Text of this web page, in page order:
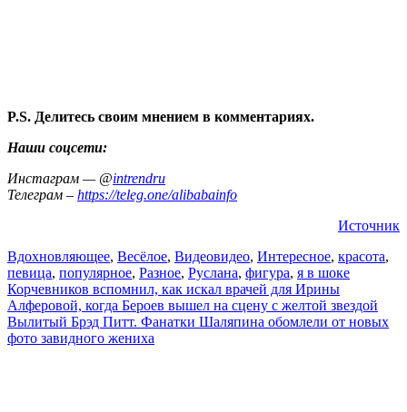
P.S. Делитесь своим мнением в комментариях.
Наши соцсети:
Инстаграм — @intrendru
Телеграм – https://teleg.one/alibabainfo
Источник
Вдохновляющее, Весёлое, Видеовидео, Интересное, красота,
певица, популярное, Разное, Руслана, фигура, я в шоке
Навигация
по
записям
Корчевников вспомнил, как искал врачей для Ирины
Алферовой, когда Бероев вышел на сцену с желтой звездой
Вылитый Брэд Питт. Фанатки Шаляпина обомлели от новых
фото завидного жениха